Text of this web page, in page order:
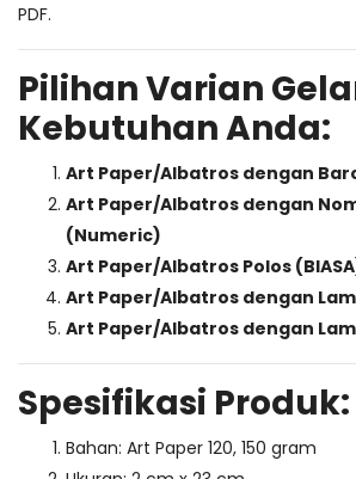
PDF.
Pilihan Varian
Kebutuhan Anda:
Art Paper/Albatros dengan
Art Paper/Albatros dengan
(Numeric)
Art Paper/Albatros Polos
Art Paper/Albatros dengan
Art Paper/Albatros dengan
Spesifikasi Produk:
Bahan: Art Paper 120, 150 gram